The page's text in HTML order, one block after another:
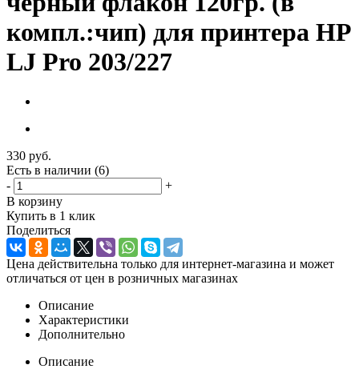
компл.:чип) для принтера HP
LJ Pro 203/227
330 руб.
Есть в наличии (6)
-
+
В корзину
Купить в 1 клик
Поделиться
Цена действительна только для интернет-магазина и может
отличаться от цен в розничных магазинах
Описание
Характеристики
Дополнительно
Описание